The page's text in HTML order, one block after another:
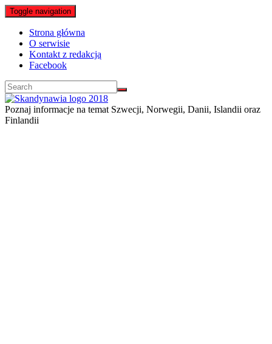
Toggle navigation
Strona główna
O serwisie
Kontakt z redakcją
Facebook
Poznaj informacje na temat Szwecji, Norwegii, Danii, Islandii oraz
Finlandii